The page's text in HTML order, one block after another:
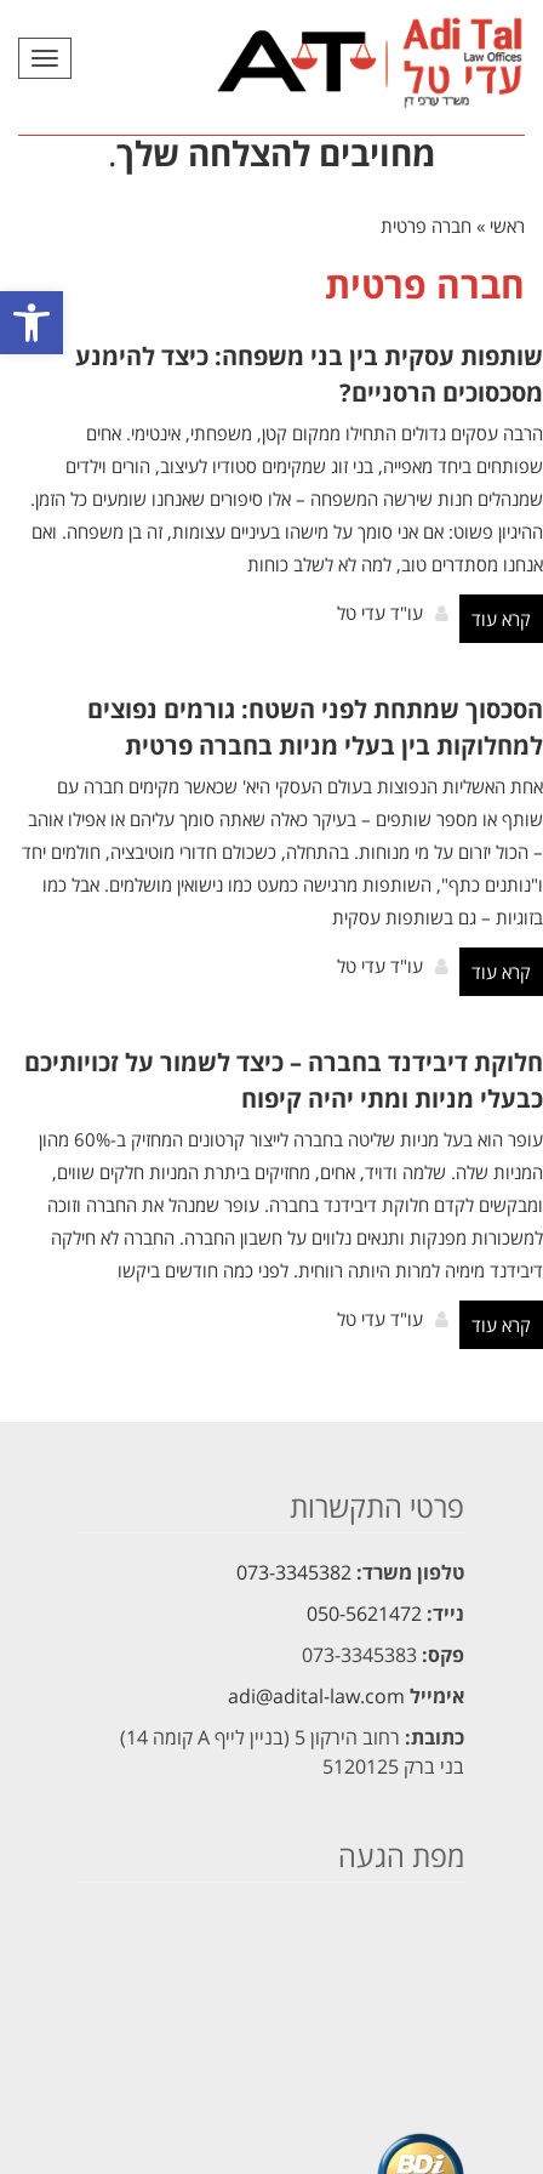
פתח
מחויבים להצלחה שלך.
ראשי » חברה פרטית
חברה פרטית
שותפות עסקית בין בני משפחה: כיצד להימנע
מסכסוכים הרסניים?
הרבה עסקים גדולים התחילו ממקום קטן, משפחתי, אינטימי. אחים
שפותחים ביחד מאפייה, בני זוג שמקימים סטודיו לעיצוב, הורים וילדים
שמנהלים חנות שירשה המשפחה – אלו סיפורים שאנחנו שומעים כל הזמן.
ההיגיון פשוט: אם אני סומך על מישהו בעיניים עצומות, זה בן משפחה. ואם
אנחנו מסתדרים טוב, למה לא לשלב כוחות
עו"ד עדי טל
קרא עוד
הסכסוך שמתחת לפני השטח: גורמים נפוצים
למחלוקות בין בעלי מניות בחברה פרטית
אחת האשליות הנפוצות בעולם העסקי היא' שכאשר מקימים חברה עם
שותף או מספר שותפים – בעיקר כאלה שאתה סומך עליהם או אפילו אוהב
– הכול יזרום על מי מנוחות. בהתחלה, כשכולם חדורי מוטיבציה, חולמים יחד
ו"נותנים כתף", השותפות מרגישה כמעט כמו נישואין מושלמים. אבל כמו
בזוגיות – גם בשותפות עסקית
עו"ד עדי טל
קרא עוד
חלוקת דיבידנד בחברה – כיצד לשמור על זכויותיכם
כבעלי מניות ומתי יהיה קיפוח
עופר הוא בעל מניות שליטה בחברה לייצור קרטונים המחזיק ב-60% מהון
המניות שלה. שלמה ודויד, אחים, מחזיקים ביתרת המניות חלקים שווים,
ומבקשים לקדם חלוקת דיבידנד בחברה. עופר שמנהל את החברה וזוכה
למשכורות מפנקות ותנאים נלווים על חשבון החברה. החברה לא חילקה
דיבידנד מימיה למרות היותה רווחית. לפני כמה חודשים ביקשו
עו"ד עדי טל
קרא עוד
פרטי התקשרות
טלפון משרד: 073-3345382
נייד: 050-5621472
פקס:
אימייל adi@adital-law.com
כתובת: רחוב הירקון 5 (בניין לייף A קומה 14)
בני ברק 5120125
מפת הגעה